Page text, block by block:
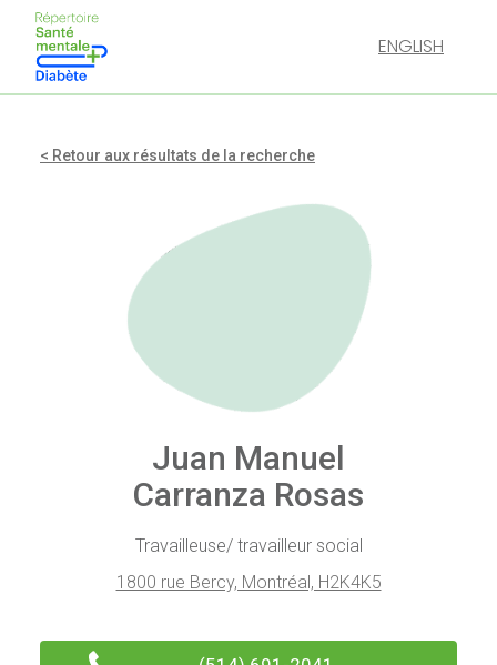
ENGLISH
< Retour aux résultats de la recherche
Juan Manuel
Carranza Rosas
Travailleuse/ travailleur social
1800 rue Bercy, Montréal, H2K4K5